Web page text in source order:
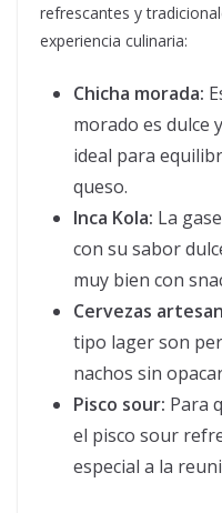
refrescantes y
experiencia culinaria:
Chicha morada:
morado es dulce
ideal para
queso.
Inca Kola: La
con su sabor
muy bien con
Cervezas
tipo lager son
nachos sin
Pisco sour: Para
el pisco sour
especial a la